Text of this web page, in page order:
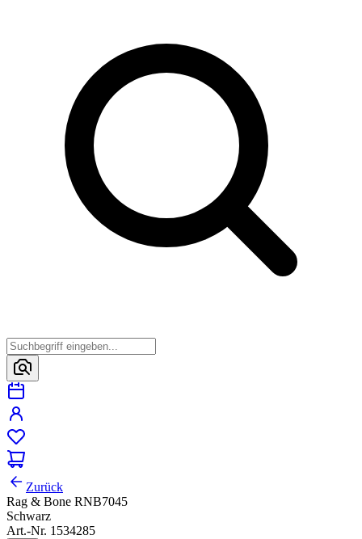
Zurück
Rag & Bone RNB7045
Schwarz
Art.-Nr. 1534285